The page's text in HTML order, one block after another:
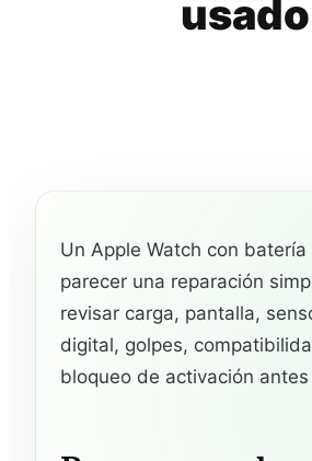
usado
Un Apple Watch con
parecer una reparación
revisar carga, pantalla,
digital, golpes,
bloqueo de activación